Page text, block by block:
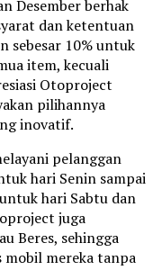
Desember berhak
dan ketentuan
sebesar 10% untuk
item, kecuali
Otoproject
pilihannya
inovatif.
pelanggan
hari Senin sampai
hari Sabtu dan
juga
Beres, sehingga
mobil mereka tanpa